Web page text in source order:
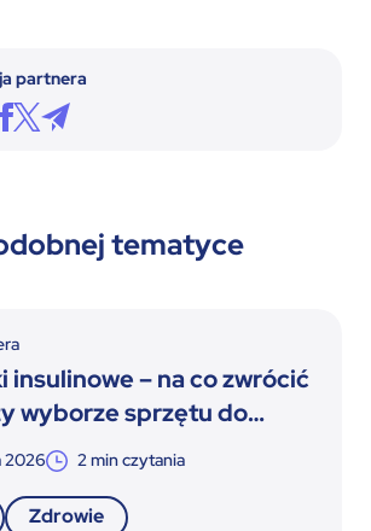
partnera
tematyce
insulinowe – na co zwrócić
wyborze sprzętu do
2026 2min czytania
Zdrowie